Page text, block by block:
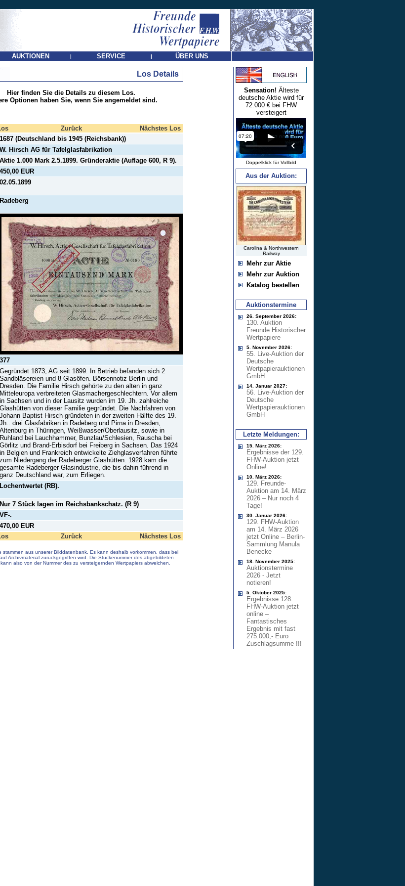
AUKTIONEN | SERVICE | ÜBER UNS
Los Details
Hier finden Sie die Details zu diesem Los.
Optionen haben Sie, wenn Sie angemeldet sind.
Zurück
Nächstes Los
1687 (Deutschland bis 1945 (Reichsbank))
W. Hirsch AG für Tafelglasfabrikation
Aktie 1.000 Mark 2.5.1899. Gründeraktie (Auflage 600, R 9).
450,00 EUR
02.05.1899
Radeberg
377
Gegründet 1873, AG seit 1899. In Betrieb befanden sich 2
Sandbläsereien und 8 Glasöfen. Börsennotiz Berlin und
Dresden. Die Familie Hirsch gehörte zu den alten in ganz
Mitteleuropa verbreiteten Glasmachergeschlechtern. Vor allem
in Sachsen und in der Lausitz wurden im 19. Jh. zahlreiche
Glashütten von dieser Familie gegründet. Die Nachfahren von
Johann Baptist Hirsch gründeten in der zweiten Hälfte des 19.
Jh.. drei Glasfabriken in Radeberg und Pirna in Dresden,
Altenburg in Thüringen, Weißwasser/Oberlausitz, sowie in
Ruhland bei Lauchhammer, Bunzlau/Schlesien, Rauscha bei
Görlitz und Brand-Erbisdorf bei Freiberg in Sachsen. Das 1924
in Belgien und Frankreich entwickelte Ziehglasverfahren führte
zum Niedergang der Radeberger Glashütten. 1928 kam die
gesamte Radeberger Glasindustrie, die bis dahin führend in
ganz Deutschland war, zum Erliegen.
Lochentwertet (RB).
Nur 7 Stück lagen im Reichsbankschatz. (R 9)
VF-.
470,00 EUR
Zurück Nächstes Los
stammen aus unserer Bilddatenbank. Es kann deshalb vorkommen, dass bei
Archivmaterial zurückgegriffen wird. Die Stückenummer des abgebildeten
also von der Nummer des zu versteigernden Wertpapiers abweichen.
Sensation! Älteste
deutsche Aktie wird für
72.000 € bei FHW
versteigert
Doppelklick für Vollbild
Aus der Auktion:
Carolina & Northwestern
Railway
Mehr zur Aktie
Mehr zur Auktion
Katalog bestellen
Auktionstermine
26. September 2026:
130. Auktion
Freunde Historischer
Wertpapiere
5. November 2026:
55. Live-Auktion der
Deutsche
Wertpapierauktionen
GmbH
14. Januar 2027:
56. Live-Auktion der
Deutsche
Wertpapierauktionen
GmbH
Letzte Meldungen:
15. März 2026:
Ergebnisse der 129.
FHW-Auktion jetzt
Online!
10. März 2026:
129. Freunde-
Auktion am 14. März
2026 – Nur noch 4
Tage!
30. Januar 2026:
129. FHW-Auktion
am 14. März 2026
jetzt Online – Berlin-
Sammlung Manula
Benecke
18. November 2025:
Auktionstermine
2026 - Jetzt
notieren!
5. Oktober 2025:
Ergebnisse 128.
FHW-Auktion jetzt
online –
Fantastisches
Ergebnis mit fast
275.000,- Euro
Zuschlagsumme !!!